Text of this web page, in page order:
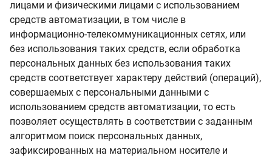
лицами и физическими лицами с использованием
средств автоматизации, в том числе в
информационно-телекоммуникационных сетях, или
без использования таких средств, если обработка
персональных данных без использования таких
средств соответствует характеру действий (операций),
совершаемых с персональными данными с
использованием средств автоматизации, то есть
позволяет осуществлять в соответствии с заданным
алгоритмом поиск персональных данных,
зафиксированных на материальном носителе и